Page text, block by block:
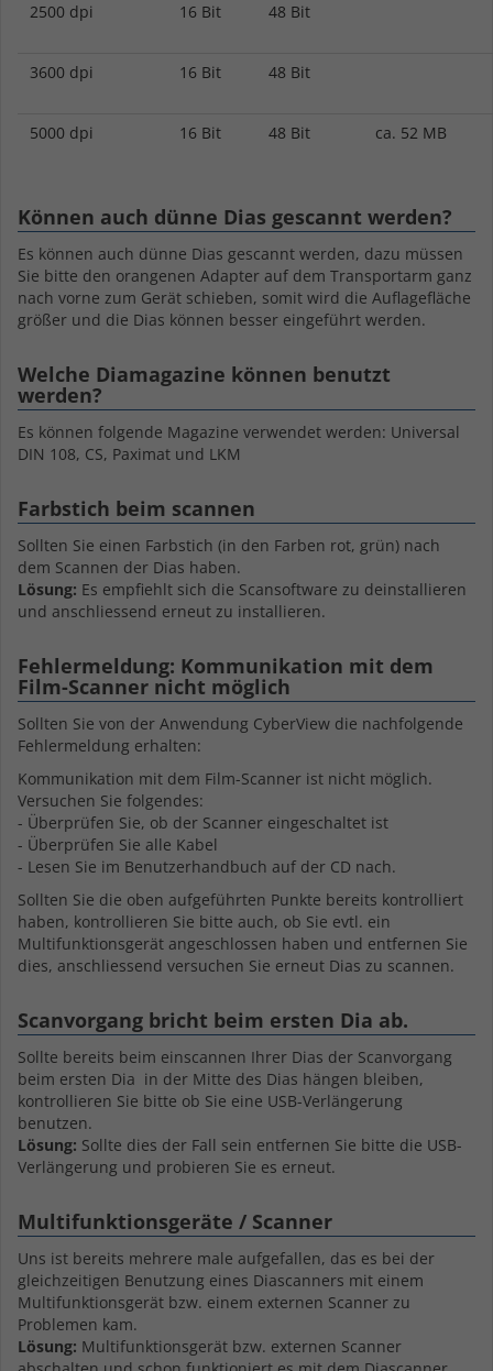
2500 dpi
16 Bit 48 Bit
3600 dpi 16 Bit 48 Bit
5000 dpi 16 Bit 48 Bit ca. 52 MB
Können auch dünne Dias gescannt werden?
Es können auch dünne Dias gescannt werden, dazu müssen
Sie bitte den orangenen Adapter auf dem Transportarm ganz
nach vorne zum Gerät schieben, somit wird die Auflagefläche
größer und die Dias können besser eingeführt werden.
Welche Diamagazine können benutzt
werden?
Es können folgende Magazine verwendet werden: Universal
DIN 108, CS, Paximat und LKM
Farbstich beim scannen
Sollten Sie einen Farbstich (in den Farben rot, grün) nach
dem Scannen der Dias haben.
Lösung: Es empfiehlt sich die Scansoftware zu deinstallieren
und anschliessend erneut zu installieren.
Fehlermeldung: Kommunikation mit dem
Film-Scanner nicht möglich
Sollten Sie von der Anwendung CyberView die nachfolgende
Fehlermeldung erhalten:
Kommunikation mit dem Film-Scanner ist nicht möglich.
Versuchen Sie folgendes:
- Überprüfen Sie, ob der Scanner eingeschaltet ist
- Überprüfen Sie alle Kabel
- Lesen Sie im Benutzerhandbuch auf der CD nach.
Sollten Sie die oben aufgeführten Punkte bereits kontrolliert
haben, kontrollieren Sie bitte auch, ob Sie evtl. ein
Multifunktionsgerät angeschlossen haben und entfernen Sie
dies, anschliessend versuchen Sie erneut Dias zu scannen.
Scanvorgang bricht beim ersten Dia ab.
Sollte bereits beim einscannen Ihrer Dias der Scanvorgang
beim ersten Dia in der Mitte des Dias hängen bleiben,
kontrollieren Sie bitte ob Sie eine USB-Verlängerung
benutzen.
Lösung: Sollte dies der Fall sein entfernen Sie bitte die USB-
Verlängerung und probieren Sie es erneut.
Multifunktionsgeräte / Scanner
Uns ist bereits mehrere male aufgefallen, das es bei der
gleichzeitigen Benutzung eines Diascanners mit einem
Multifunktionsgerät bzw. einem externen Scanner zu
Problemen kam.
Lösung: Multifunktionsgerät bzw. externen Scanner